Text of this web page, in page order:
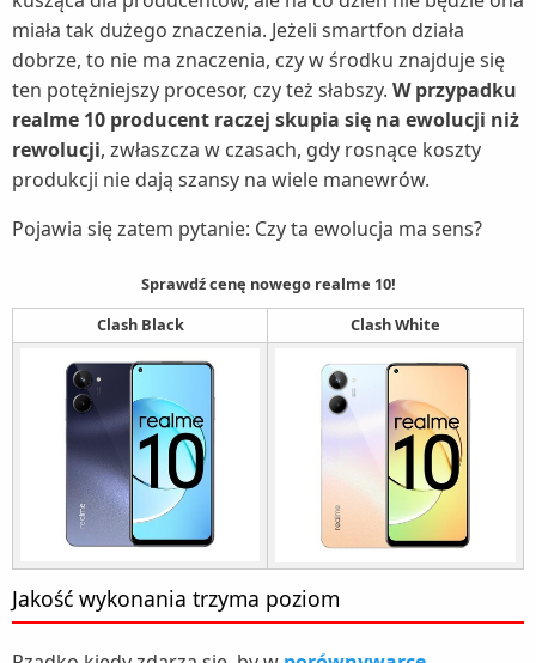
miała tak dużego znaczenia. Jeżeli smartfon działa
dobrze, to nie ma znaczenia, czy w środku znajduje się
ten potężniejszy procesor, czy też słabszy. W przypadku
realme 10 producent raczej skupia się na ewolucji niż
rewolucji, zwłaszcza w czasach, gdy rosnące koszty
produkcji nie dają szansy na wiele manewrów.
Pojawia się zatem pytanie: Czy ta ewolucja ma sens?
Sprawdź cenę nowego realme 10!
Clash Black
Clash White
Jakość wykonania trzyma poziom